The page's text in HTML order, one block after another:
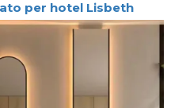
per hotel Lisbeth